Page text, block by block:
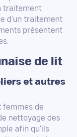
traitement
d'un traitement
présentent
de lit
et autres
femmes de
nettoyage des
afin qu'ils